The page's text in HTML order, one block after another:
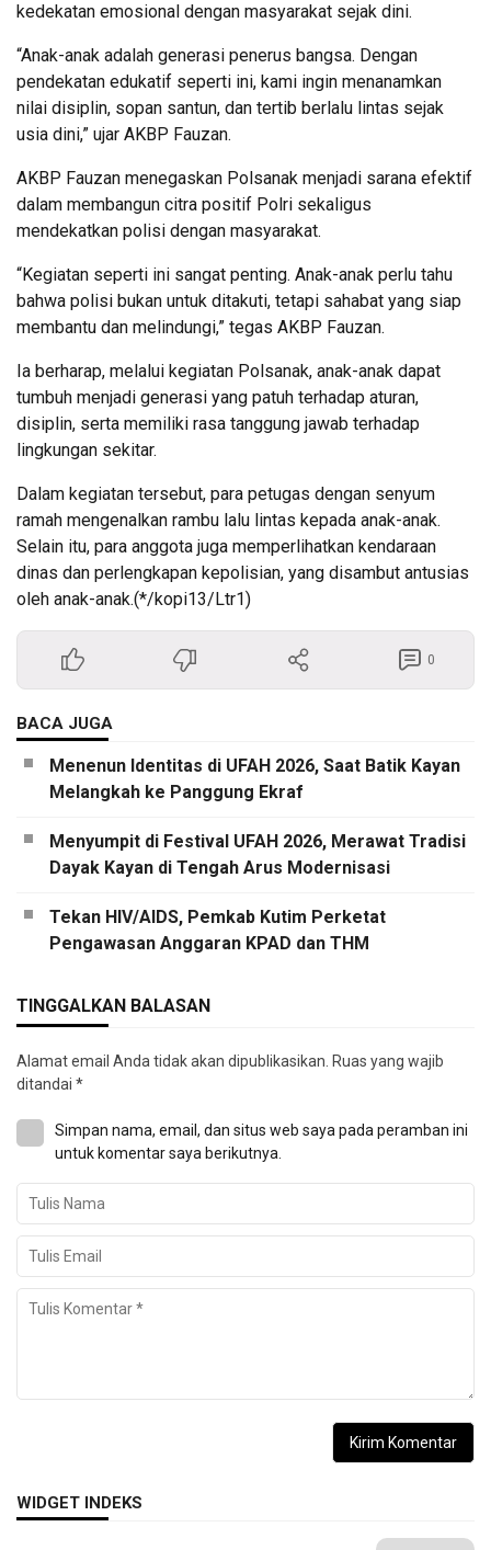
kedekatan emosional dengan masyarakat sejak dini.
“Anak-anak adalah generasi penerus bangsa. Dengan
pendekatan edukatif seperti ini, kami ingin menanamkan
nilai disiplin, sopan santun, dan tertib berlalu lintas sejak
usia dini,” ujar AKBP Fauzan.
AKBP Fauzan menegaskan Polsanak menjadi sarana efektif
dalam membangun citra positif Polri sekaligus
mendekatkan polisi dengan masyarakat.
“Kegiatan seperti ini sangat penting. Anak-anak perlu tahu
bahwa polisi bukan untuk ditakuti, tetapi sahabat yang siap
membantu dan melindungi,” tegas AKBP Fauzan.
Ia berharap, melalui kegiatan Polsanak, anak-anak dapat
tumbuh menjadi generasi yang patuh terhadap aturan,
disiplin, serta memiliki rasa tanggung jawab terhadap
lingkungan sekitar.
Dalam kegiatan tersebut, para petugas dengan senyum
ramah mengenalkan rambu lalu lintas kepada anak-anak.
Selain itu, para anggota juga memperlihatkan kendaraan
dinas dan perlengkapan kepolisian, yang disambut antusias
oleh anak-anak.(*/kopi13/Ltr1)
0
BACA JUGA
Menenun Identitas di UFAH 2026, Saat Batik Kayan
Melangkah ke Panggung Ekraf
Menyumpit di Festival UFAH 2026, Merawat Tradisi
Dayak Kayan di Tengah Arus Modernisasi
Tekan HIV/AIDS, Pemkab Kutim Perketat
Pengawasan Anggaran KPAD dan THM
TINGGALKAN BALASAN
Alamat email Anda tidak akan dipublikasikan. Ruas yang wajib
ditandai *
Simpan nama, email, dan situs web saya pada peramban ini
untuk komentar saya berikutnya.
WIDGET INDEKS